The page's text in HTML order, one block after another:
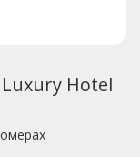
Hotel